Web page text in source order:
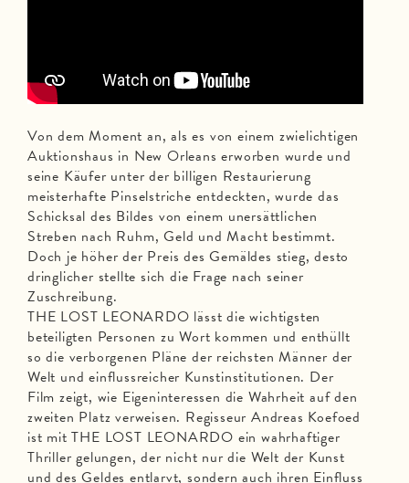
Von dem Moment an, als es von einem zwielichtigen
Auktionshaus in New Orleans erworben wurde und
seine Käufer unter der billigen Restaurierung
meisterhafte Pinselstriche entdeckten, wurde das
Schicksal des Bildes von einem unersättlichen
Streben nach Ruhm, Geld und Macht bestimmt.
Doch je höher der Preis des Gemäldes stieg, desto
dringlicher stellte sich die Frage nach seiner
Zuschreibung.
THE LOST LEONARDO lässt die wichtigsten
beteiligten Personen zu Wort kommen und enthüllt
so die verborgenen Pläne der reichsten Männer der
Welt und einflussreicher Kunstinstitutionen. Der
Film zeigt, wie Eigeninteressen die Wahrheit auf den
zweiten Platz verweisen. Regisseur Andreas Koefoed
ist mit THE LOST LEONARDO ein wahrhaftiger
Thriller gelungen, der nicht nur die Welt der Kunst
und des Geldes entlarvt, sondern auch ihren Einfluss